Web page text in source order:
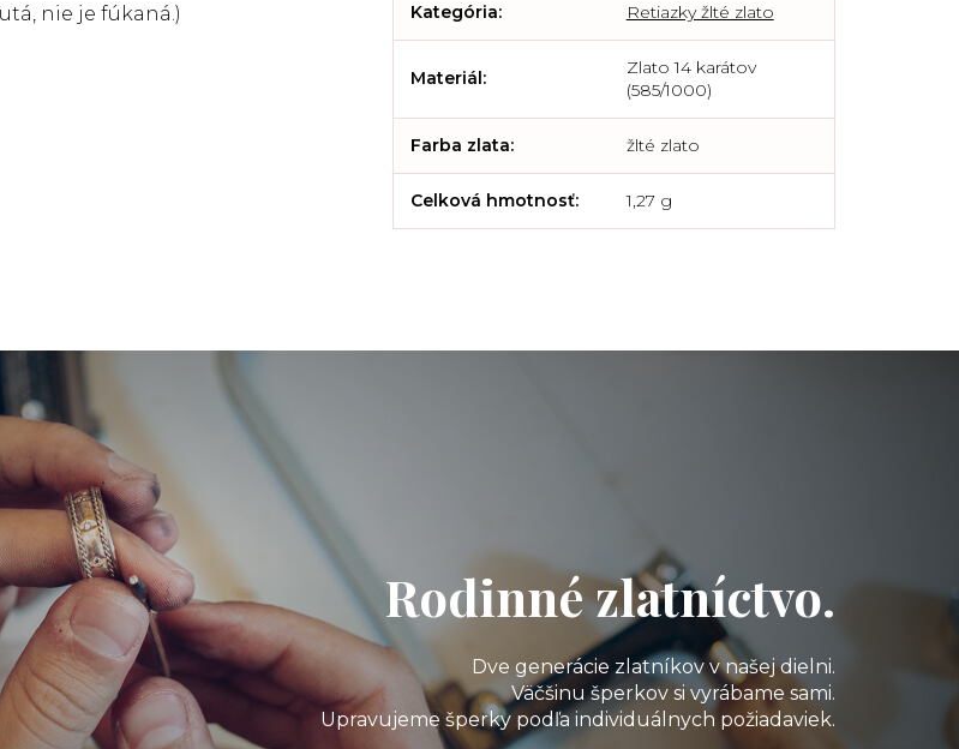
nie je fúkaná.) Kategória: Retiazky žlté zlato
Materiál:
Zlato 14 karátov
(585/1000)
Farba zlata: žlté zlato
Celková hmotnosť: 1,27 g
Rodinné zlatníctvo.
Dve generácie zlatníkov v našej dielni.
Väčšinu šperkov si vyrábame sami.
Upravujeme šperky podľa individuálnych požiadaviek.